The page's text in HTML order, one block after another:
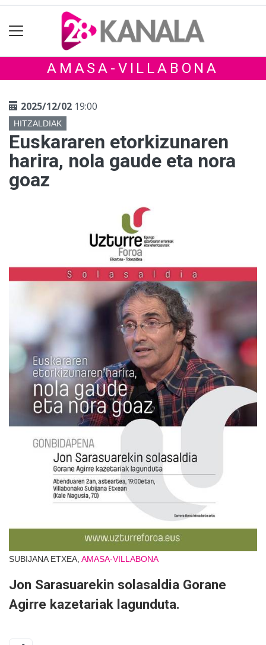
AMASA-VILLABONA
2025/12/02 19:00
HITZALDIAK
Euskararen etorkizunaren
harira, nola gaude eta nora
goaz
SUBIJANA ETXEA, AMASA-VILLABONA
Jon Sarasuarekin solasaldia Gorane
Agirre kazetariak lagunduta.